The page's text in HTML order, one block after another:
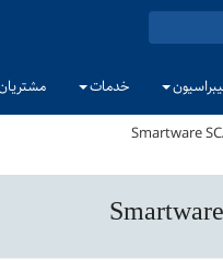
خدمات